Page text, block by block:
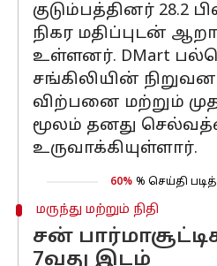
குடும்பத்தினர் 28.2
நிகர மதிப்புடன்
உள்ளனர். DMart
சங்கிலியின்
விற்பனை மற்றும்
மூலம் தனது
உருவாக்கியுள்ளார்.
60% % செய்தி
மருந்து மற்றும் நிதி
சன்
7வது இடம்